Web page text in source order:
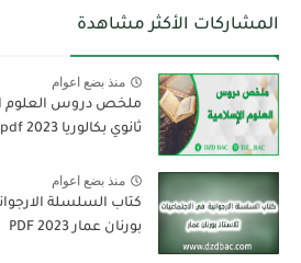
المشاركات الأكثر مشاهدة
منذ بضع اعوام
ملخص دروس العلوم
ثانوي بكالوريا pdf 2023
منذ بضع اعوام
كتاب السلسلة
بورنان عمار 2023 PDF